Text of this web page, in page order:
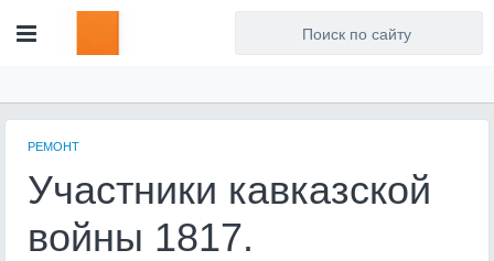
РЕМОНТ
Участники кавказской
войны 1817.
Для любых предложений по
сайту: artist71@cp9.ru